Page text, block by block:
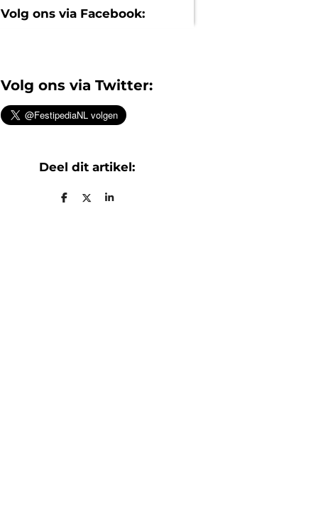
Volg ons via Facebook:
Volg ons via Twitter:
Deel dit artikel:
D
D
S